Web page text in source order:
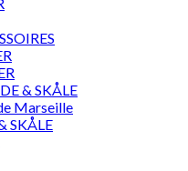
& SKÅLE
Marseille
SKÅLE